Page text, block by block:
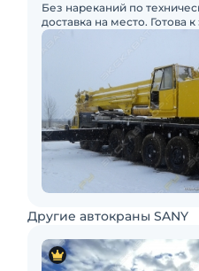
Без нареканий по
доставка на место. Готова
Другие автокраны SANY